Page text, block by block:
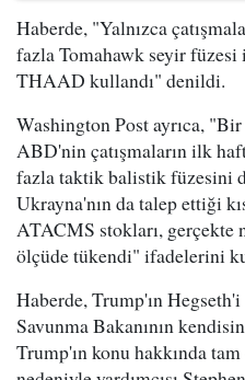
Haberde, "Yalnızca
fazla Tomahawk seyir
THAAD kullandı" denildi.
Washington Post ayrıca,
ABD'nin çatışmaların ilk
fazla taktik balistik füzesini
Ukrayna'nın da talep ettiği
ATACMS stokları, gerçekte
ölçüde tükendi" ifadelerini
Haberde, Trump'ın Hegseth'i
Savunma Bakanının
Trump'ın konu hakkında